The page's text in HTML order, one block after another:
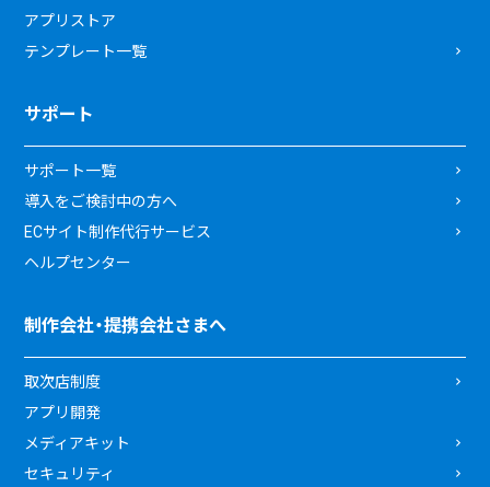
アプリストア
テンプレート一覧
サポート
サポート一覧
導入をご検討中の方へ
ECサイト制作代行サービス
ヘルプセンター
制作会社・提携会社さまへ
取次店制度
アプリ開発
メディアキット
セキュリティ